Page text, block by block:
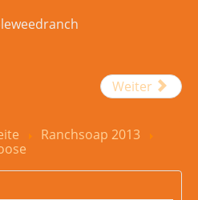
Weiter
Ranchsoap 2013